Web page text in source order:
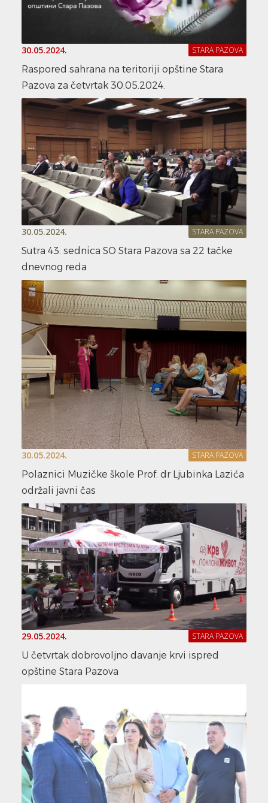
30.05.2024. STARA PAZOVA
Raspored sahrana na teritoriji opštine Stara
Pazova za četvrtak 30.05.2024.
30.05.2024. STARA PAZOVA
Sutra 43. sednica SO Stara Pazova sa 22 tačke
dnevnog reda
30.05.2024. STARA PAZOVA
Polaznici Muzičke škole Prof. dr Ljubinka Lazića
održali javni čas
29.05.2024. STARA PAZOVA
U četvrtak dobrovoljno davanje krvi ispred
opštine Stara Pazova